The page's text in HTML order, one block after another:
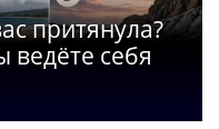
притянула?
ведёте себя